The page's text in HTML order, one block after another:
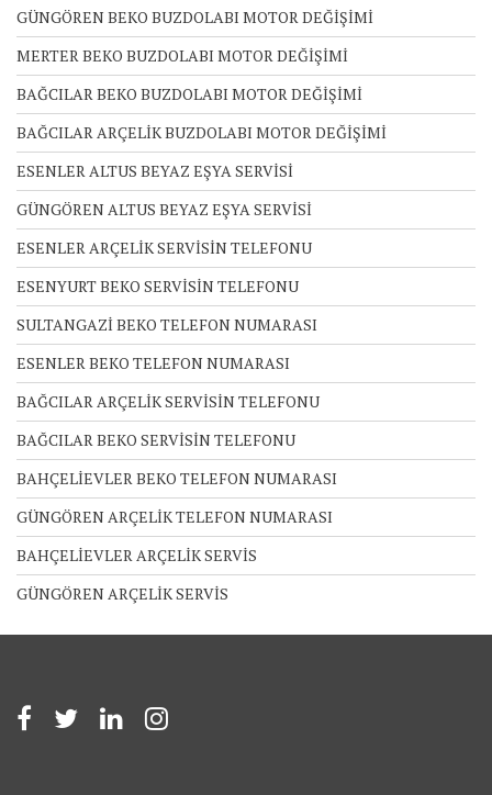
GÜNGÖREN BEKO BUZDOLABI MOTOR DEĞİŞİMİ
MERTER BEKO BUZDOLABI MOTOR DEĞİŞİMİ
BAĞCILAR BEKO BUZDOLABI MOTOR DEĞİŞİMİ
BAĞCILAR ARÇELİK BUZDOLABI MOTOR DEĞİŞİMİ
ESENLER ALTUS BEYAZ EŞYA SERVİSİ
GÜNGÖREN ALTUS BEYAZ EŞYA SERVİSİ
ESENLER ARÇELİK SERVİSİN TELEFONU
ESENYURT BEKO SERVİSİN TELEFONU
SULTANGAZİ BEKO TELEFON NUMARASI
ESENLER BEKO TELEFON NUMARASI
BAĞCILAR ARÇELİK SERVİSİN TELEFONU
BAĞCILAR BEKO SERVİSİN TELEFONU
BAHÇELİEVLER BEKO TELEFON NUMARASI
GÜNGÖREN ARÇELİK TELEFON NUMARASI
BAHÇELİEVLER ARÇELİK SERVİS
GÜNGÖREN ARÇELİK SERVİS